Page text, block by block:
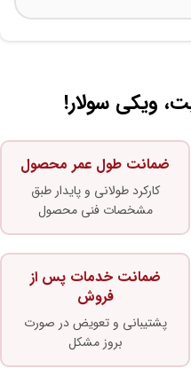
ویکی سولار!
ضمانت طول عمر محصول
کارکرد طولانی و پایدار طبق
مشخصات فنی محصول
ضمانت خدمات پس از
فروش
پشتیبانی و تعویض در صورت
بروز مشکل